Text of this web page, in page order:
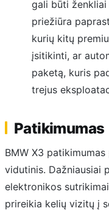
gali būti ženkliai
priežiūra
kurių kitų
įsitikinti, ar
paketą, kuris
trejus
Patikimumas
BMW X3
vidutinis. Dažniausiai
elektronikos
prireikia kelių vizitų į